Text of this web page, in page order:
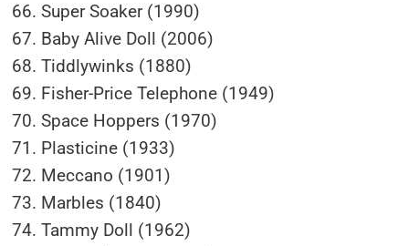
Super Soaker (1990)
Baby Alive Doll (2006)
Tiddlywinks (1880)
Fisher-Price Telephone (1949)
Space Hoppers (1970)
Plasticine (1933)
Meccano (1901)
Marbles (1840)
Tammy Doll (1962)